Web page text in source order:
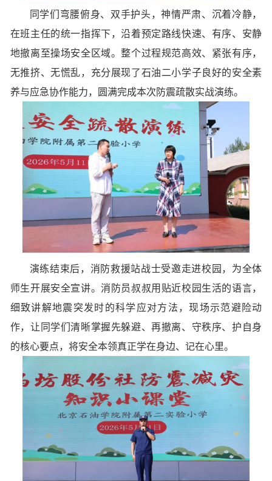
同学们弯腰俯身、双手护头，神情严肃、沉着冷静，
在班主任的统一指挥下，沿着预定路线快速、有序、安静
地撤离至操场安全区域。整个过程规范高效、紧张有序，
无推挤、无慌乱，充分展现了石油二小学子良好的安全素
养与应急协作能力，圆满完成本次防震疏散实战演练。
演练结束后，消防救援站战士受邀走进校园，为全体
师生开展安全宣讲。消防员叔叔用贴近校园生活的语言，
细致讲解地震突发时的科学应对方法，现场示范避险动
作，让同学们清晰掌握先躲避、再撤离、守秩序、护自身
的核心要点，将安全本领真正学在身边、记在心里。